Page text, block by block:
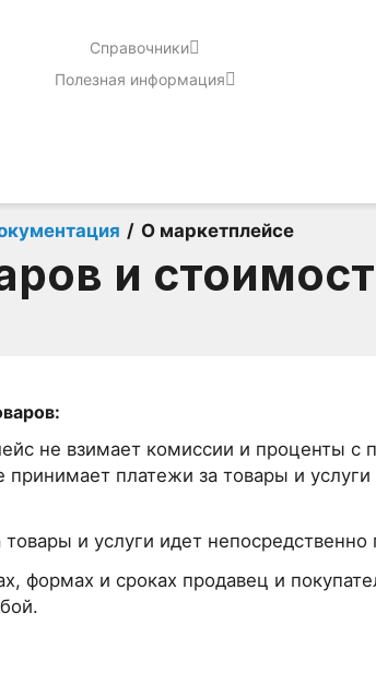
Справочники
Полезная информация
/ О маркетплейсе
и
не взимает комиссии и проценты с
принимает платежи за товары и
товары и услуги идет
формах и сроках продавец и